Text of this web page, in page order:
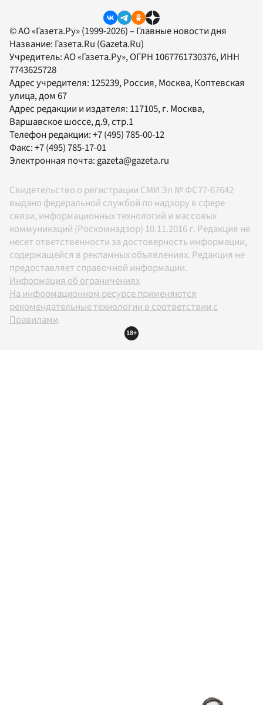
© АО «Газета.Ру» (1999-2026) – Главные новости дня
Название: Газета.Ru (Gazeta.Ru)
Учредитель:АО «Газета.Ру», ОГРН 1067761730376, ИНН
7743625728
Адрес учредителя: 125239, Россия, Москва, Коптевская
улица, дом 67
Адрес редакции и издателя: 117105, г. Москва,
Варшавское шоссе, д.9, стр.1
Телефон редакции:+7 (495) 785-00-12
Факс:+7 (495) 785-17-01
Электронная почта: gazeta@gazeta.ru
Свидетельство о регистрации СМИ Эл № ФС77-67642
выдано федеральной службой по надзору в сфере
связи, информационных технологий и массовых
коммуникаций (Роскомнадзор) 10.11.2016 г. Редакция не
несет ответственности за достоверность информации,
содержащейся в рекламных объявлениях. Редакция не
предоставляет справочной информации.
Информация об ограничениях
На информационном ресурсе применяются
рекомендательные технологии в соответствии с
Правилами
18+